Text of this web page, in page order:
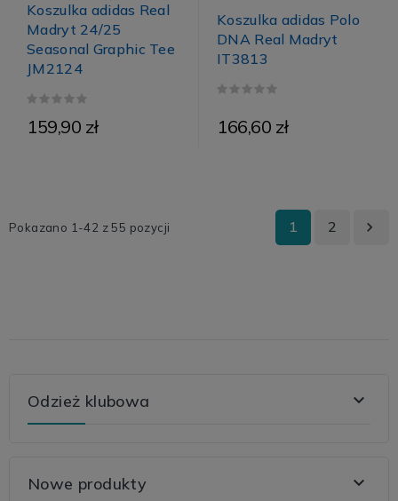
Koszulka adidas Real
Madryt 24/25
Seasonal Graphic Tee
JM2124
159,90 zł
Koszulka adidas Polo
DNA Real Madryt
IT3813
166,60 zł
Pokazano 1-42 z 55 pozycji 1 2 
Odzież klubowa 
Nowe produkty 